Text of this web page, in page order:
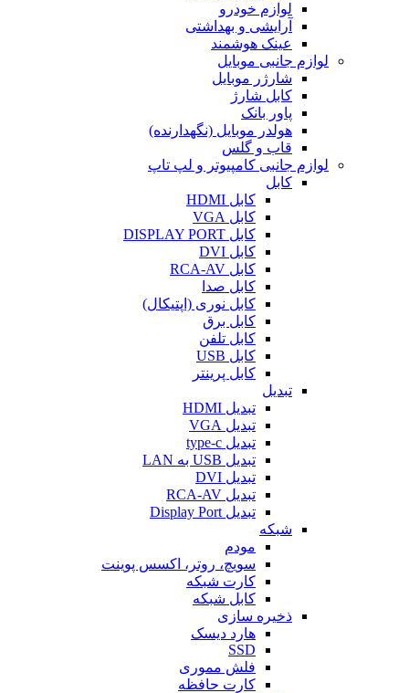
لوازم خودرو
آرایشی و بهداشتی
عینک هوشمند
لوازم جانبی موبایل
شارژر موبایل
کابل شارژ
پاور بانک
هولدر موبایل (نگهدارنده)
قاب و گلس
لوازم جانبی کامپیوتر و لپ تاپ
کابل
کابل HDMI
کابل VGA
کابل DISPLAY PORT
کابل DVI
کابل RCA-AV
کابل صدا
کابل نوری (اپتیکال)
کابل برق
کابل تلفن
کابل USB
کابل پرینتر
تبدیل
تبدیل HDMI
تبدیل VGA
تبدیل type-c
تبدیل USB به LAN
تبدیل DVI
تبدیل RCA-AV
تبدیل Display Port
شبکه
مودم
سویچ، روتر، اکسس پوینت
کارت شبکه
کابل شبکه
ذخیره سازی
هارد دیسک
SSD
فلش مموری
کارت حافظه